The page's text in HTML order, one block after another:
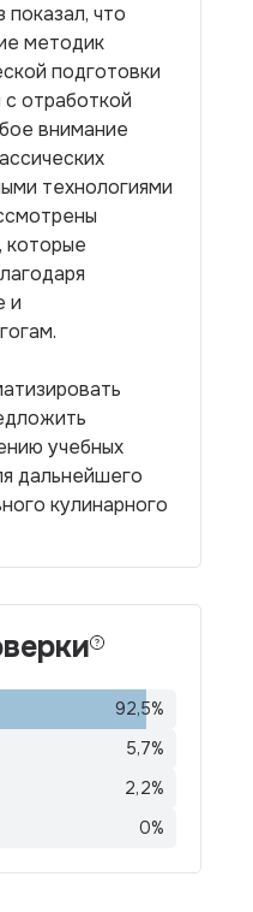
что
методик
подготовки
с отработкой
внимание
технологиями
которые
и
учебных
дальнейшего
кулинарного
92,5%
5,7%
2,2%
0%